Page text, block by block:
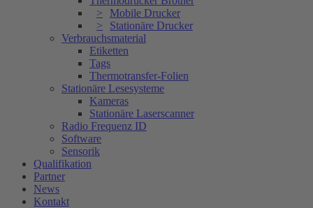
Mobile Drucker
Stationäre Drucker
Verbrauchsmaterial
Etiketten
Tags
Thermotransfer-Folien
Stationäre Lesesysteme
Kameras
Stationäre Laserscanner
Radio Frequenz ID
Software
Sensorik
Qualifikation
Partner
News
Kontakt